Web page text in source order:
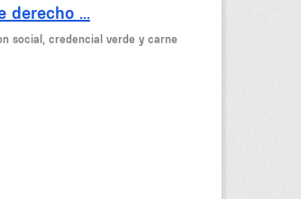
derecho ...
social, credencial verde y carne